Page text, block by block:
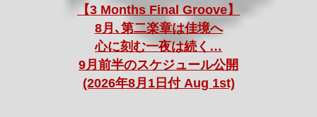
【3 Months Final Groove】
8月､第二楽章は佳境へ
心に刻む一夜は続く…
9月前半のスケジュール公開
(2026年8月1日付 Aug 1st)